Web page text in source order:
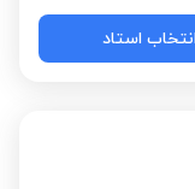
انتخاب استاد